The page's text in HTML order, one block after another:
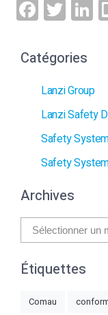
Catégories
Lanzi Group
Lanzi Safety
Safety
Safety
Archives
Archives
Étiquettes
Comau